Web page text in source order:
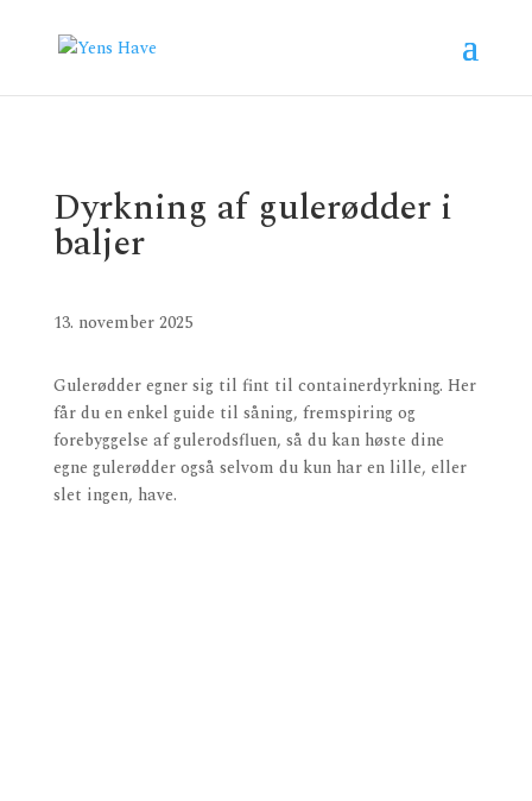
Dyrkning af gulerødder i
baljer
13. november 2025
Gulerødder egner sig til fint til containerdyrkning. Her
får du en enkel guide til såning, fremspiring og
forebyggelse af gulerodsfluen, så du kan høste dine
egne gulerødder også selvom du kun har en lille, eller
slet ingen, have.